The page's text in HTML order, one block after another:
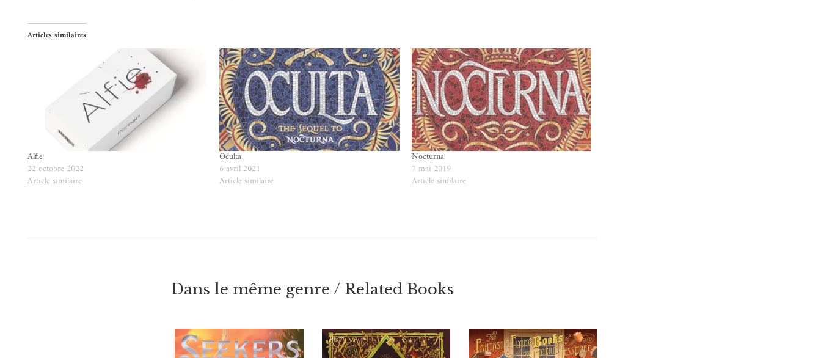
Articles similaires
Alfie
22 octobre 2022
Article similaire
Oculta
6 avril 2021
Article similaire
Nocturna
7 mai 2019
Article similaire
Dans le même genre / Related Books